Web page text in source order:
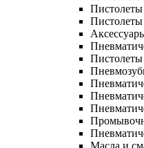
Пистолеты
Пистолеты